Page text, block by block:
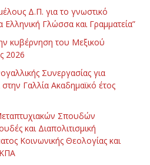
Δ.Π. για το γνωστικό
Ελληνική Γλώσσα και Γραμματεία”
κυβέρνηση του Μεξικού
2026
Συνεργασίας για
Γαλλία Ακαδημαϊκό έτος
Σπουδών
και Διαπολιτισμική
Κοινωνικής Θεολογίας και